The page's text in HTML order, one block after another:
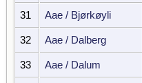
31 Aae / Bjørkøyli
32 Aae / Dalberg
33 Aae / Dalum